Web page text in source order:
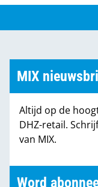
DHZ Sessie
Marktcijfers
Partners
MIX
Altijd op de
DHZ-retail.
van MIX.
Word